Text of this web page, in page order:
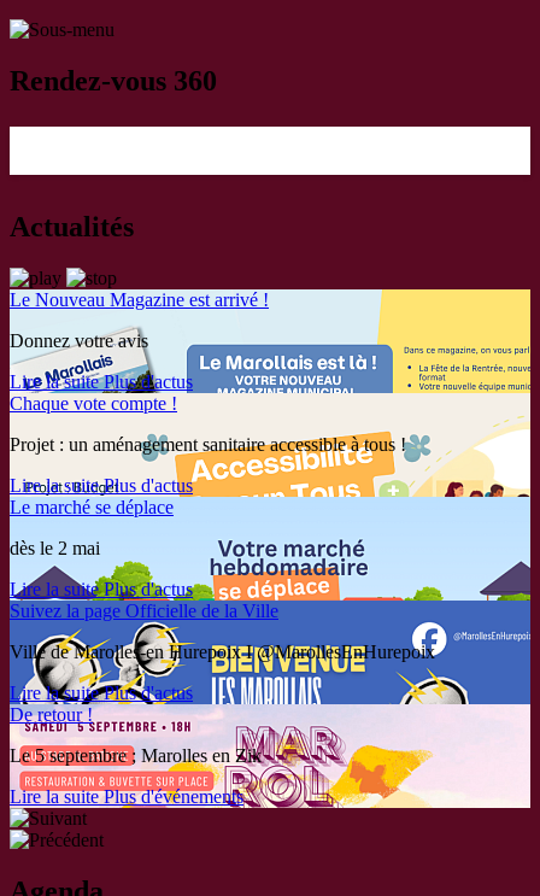
Rendez‑vous 360
Actualités
Le Nouveau Magazine est arrivé !
Donnez votre avis
Lire la suite Plus d'actus
Chaque vote compte !
Projet : un aménagement sanitaire accessible à tous !
Lire la suite Plus d'actus
Le marché se déplace
dès le 2 mai
Lire la suite Plus d'actus
Suivez la page Officielle de la Ville
Ville de Marolles-en Hurepoix I @MarollesEnHurepoix
Lire la suite Plus d'actus
De retour !
Le 5 septembre ; Marolles en Zik
Lire la suite Plus d'événements